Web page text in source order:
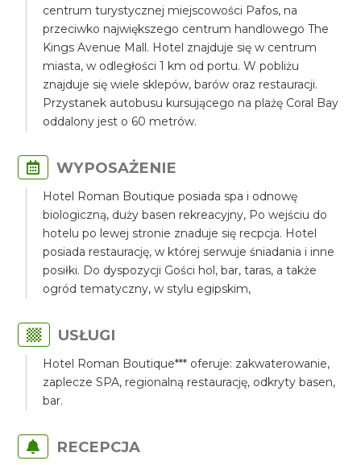
centrum turystycznej miejscowości Pafos, na
przeciwko największego centrum handlowego The
Kings Avenue Mall. Hotel znajduje się w centrum
miasta, w odległości 1 km od portu. W pobliżu
znajduje się wiele sklepów, barów oraz restauracji.
Przystanek autobusu kursującego na plażę Coral Bay
oddalony jest o 60 metrów.
WYPOSAŻENIE
Hotel Roman Boutique posiada spa i odnowę
biologiczną, duży basen rekreacyjny, Po wejściu do
hotelu po lewej stronie znaduje się recpcja. Hotel
posiada restaurację, w której serwuje śniadania i inne
posiłki. Do dyspozycji Gości hol, bar, taras, a także
ogród tematyczny, w stylu egipskim,
USŁUGI
Hotel Roman Boutique*** oferuje: zakwaterowanie,
zaplecze SPA, regionalną restaurację, odkryty basen,
bar.
RECEPCJA